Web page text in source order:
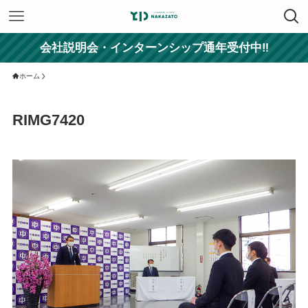
会社説明会・インターンシップ通年受付中‼
ホーム
RIMG7420